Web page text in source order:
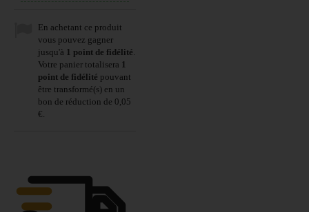
En achetant ce produit
vous pouvez gagner
jusqu'à 1 point de fidélité.
Votre panier totalisera 1
point de fidélité pouvant
être transformé(s) en un
bon de réduction de 0,05
€.